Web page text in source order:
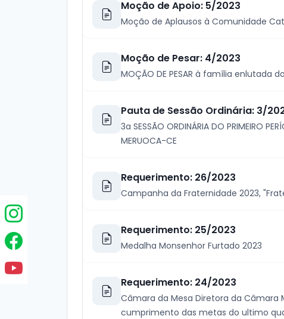
Moção de Apoio: 5/2023
Moção de Aplausos à Comunidade
Moção de Pesar: 4/2023
MOÇÃO DE PESAR à família enlutada
Pauta de Sessão Ordinária: 3/
3a SESSÃO ORDINÁRIA DO PRIMEIRO
MERUOCA-CE
Requerimento: 26/2023
Campanha da Fraternidade 2023,
Requerimento: 25/2023
Medalha Monsenhor Furtado 2023
Requerimento: 24/2023
Câmara da Mesa Diretora da
cumprimento das metas do ultimo